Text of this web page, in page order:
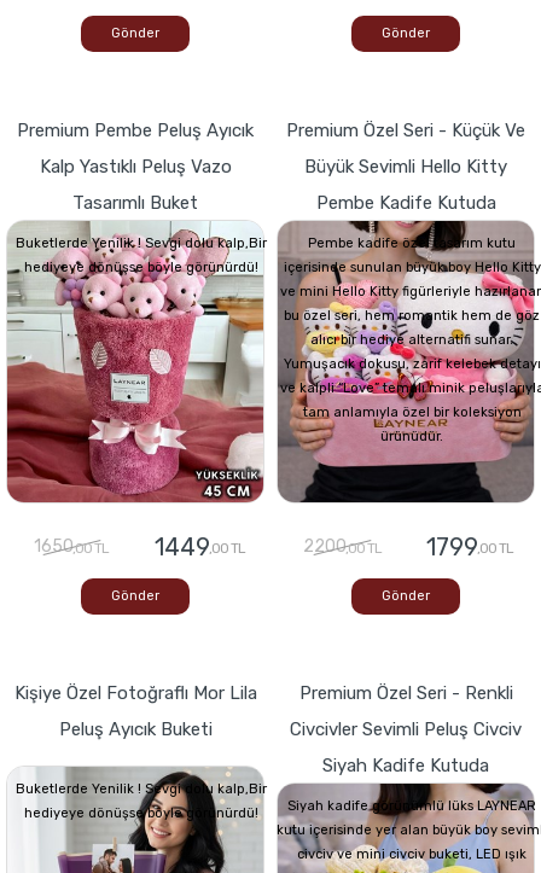
Gönder Gönder
Premium Pembe Peluş Ayıcık
Kalp Yastıklı Peluş Vazo
Tasarımlı Buket
Buketlerde Yenilik ! Sevgi dolu kalp,Bir
hediyeye dönüşse böyle görünürdü!
1650,00 TL 1449,00 TL
Gönder
Premium Özel Seri - Küçük Ve
Büyük Sevimli Hello Kitty
Pembe Kadife Kutuda
Pembe kadife özel tasarım kutu
içerisinde sunulan büyük boy Hello Kitty
ve mini Hello Kitty figürleriyle
bu özel seri, hem romantik hem de göz
alıcı bir hediye alternatifi sunar.
Yumuşacık dokusu, zarif kelebek detayı
ve kalpli “Love” temalı minik
tam anlamıyla özel bir koleksiyon
ürünüdür.
2200,00 TL 1799,00 TL
Gönder
Kişiye Özel Fotoğraflı Mor Lila
Peluş Ayıcık Buketi
Buketlerde Yenilik ! Sevgi dolu kalp,Bir
hediyeye dönüşse böyle görünürdü!
Premium Özel Seri - Renkli
Civcivler Sevimli Peluş Civciv
Siyah Kadife Kutuda
Siyah kadife görünümlü lüks LAYNEAR
kutu içerisinde yer alan büyük boy
civciv ve mini civciv buketi, LED ışık